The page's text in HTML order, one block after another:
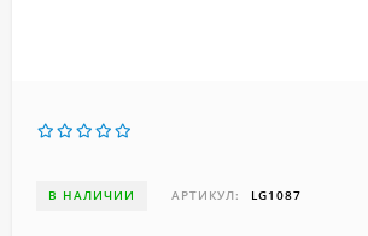
В НАЛИЧИИ АРТИКУЛ: LG1087